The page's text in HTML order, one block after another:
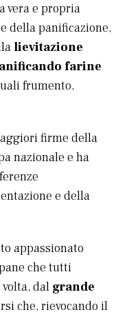
vera e propria
della panificazione,
lievitazione
farine
frumento,
firme della
nazionale e ha
e della
appassionato
che tutti
dal grande
che, rievocando il